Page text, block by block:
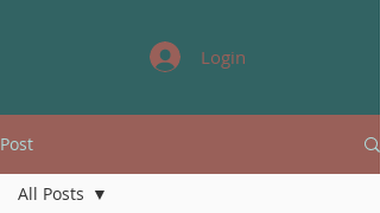
Login
Post
All Posts